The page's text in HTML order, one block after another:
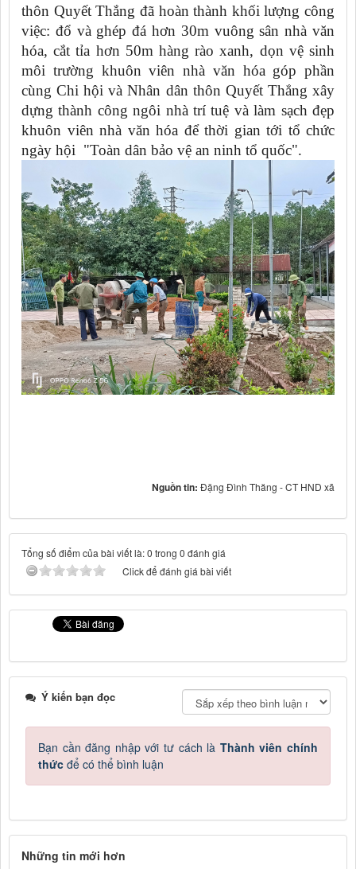
thôn Quyết Thắng đã hoàn thành khối lượng công
việc: đổ và ghép đá hơn 30m vuông sân nhà văn
hóa, cắt tỉa hơn 50m hàng rào xanh, dọn vệ sinh
môi trường khuôn viên nhà văn hóa góp phần
cùng Chi hội và Nhân dân thôn Quyết Thắng xây
dựng thành công ngôi nhà trí tuệ và làm sạch đẹp
khuôn viên nhà văn hóa để thời gian tới tổ chức
ngày hội "Toàn dân bảo vệ an ninh tổ quốc".
Nguồn tin: Đặng Đình Thăng - CT HND xã
Tổng số điểm của bài viết là: 0 trong 0 đánh giá
Click để đánh giá bài viết
Ý kiến bạn đọc
Bạn cần đăng nhập với tư cách là Thành viên chính
thức để có thể bình luận
Những tin mới hơn